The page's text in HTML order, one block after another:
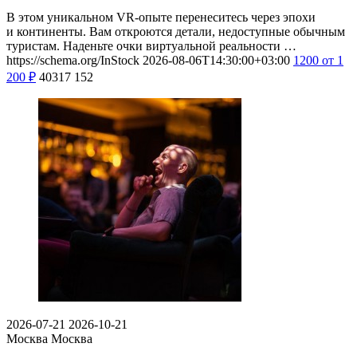
В этом уникальном VR-опыте перенеситесь через эпохи
и континенты. Вам откроются детали, недоступные обычным
туристам. Наденьте очки виртуальной реальности …
https://schema.org/InStock 2026-08-06T14:30:00+03:00 1200 от 1
200 ₽ 40317 152
2026-07-21 2026-10-21
Москва Москва